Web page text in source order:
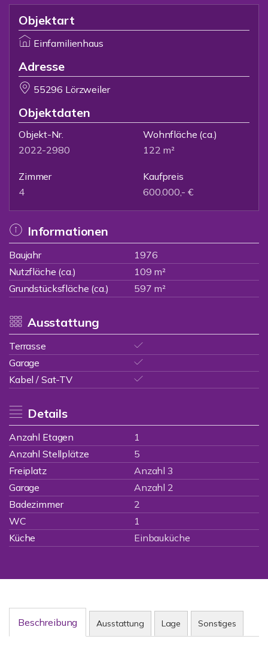
Objektart
Einfamilienhaus
Adresse
55296 Lörzweiler
Objektdaten
Objekt-Nr.
2022-2980
Wohnfläche (ca.)
122 m²
Zimmer
4
Kaufpreis
600.000,- €
Informationen
Baujahr
1976
Nutzfläche (ca.)
109 m²
Grundstücksfläche (ca.)
597 m²
Ausstattung
Terrasse
Garage
Kabel / Sat-TV
Details
Anzahl Etagen
1
Anzahl Stellplätze
5
Freiplatz
Anzahl 3
Garage
Anzahl 2
Badezimmer
2
WC
1
Küche
Einbauküche
Beschreibung Ausstattung Lage Sonstiges